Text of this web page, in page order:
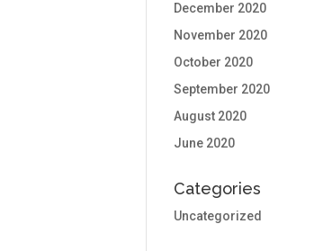
December 2020
November 2020
October 2020
September 2020
August 2020
June 2020
Categories
Uncategorized